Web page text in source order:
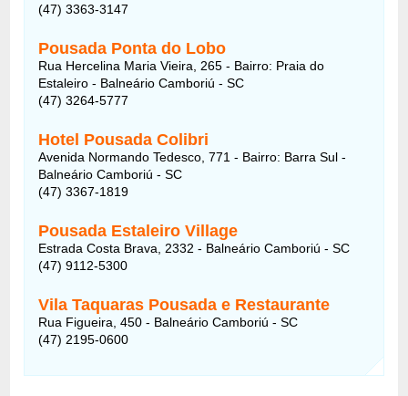
(47) 3363-3147
Pousada Ponta do Lobo
Rua Hercelina Maria Vieira, 265 - Bairro: Praia do
Estaleiro - Balneário Camboriú - SC
(47) 3264-5777
Hotel Pousada Colibri
Avenida Normando Tedesco, 771 - Bairro: Barra Sul -
Balneário Camboriú - SC
(47) 3367-1819
Pousada Estaleiro Village
Estrada Costa Brava, 2332 - Balneário Camboriú - SC
(47) 9112-5300
Vila Taquaras Pousada e Restaurante
Rua Figueira, 450 - Balneário Camboriú - SC
(47) 2195-0600